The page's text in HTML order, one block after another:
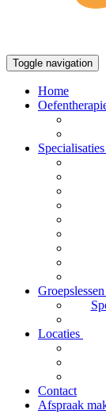
Toggle navigation
Home
Specialisaties
Groepslessen
Locaties
Contact
Afspraak